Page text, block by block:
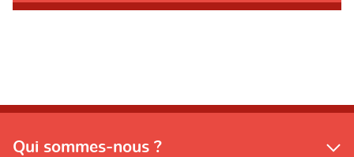
Qui sommes-nous ?